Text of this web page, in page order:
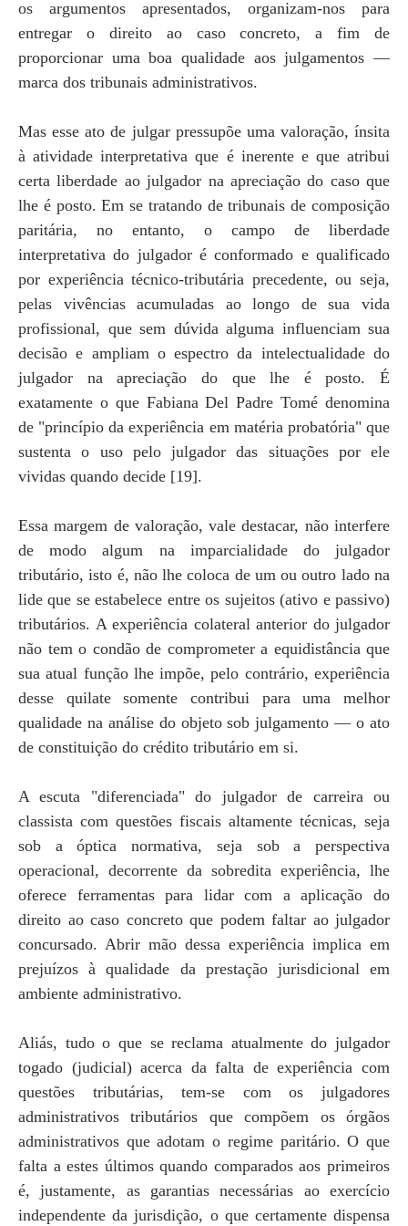
os argumentos apresentados, organizam-nos para
entregar o direito ao caso concreto, a fim de
proporcionar uma boa qualidade aos julgamentos —
marca dos tribunais administrativos.
Mas esse ato de julgar pressupõe uma valoração, ínsita
à atividade interpretativa que é inerente e que atribui
certa liberdade ao julgador na apreciação do caso que
lhe é posto. Em se tratando de tribunais de composição
paritária, no entanto, o campo de liberdade
interpretativa do julgador é conformado e qualificado
por experiência técnico-tributária precedente, ou seja,
pelas vivências acumuladas ao longo de sua vida
profissional, que sem dúvida alguma influenciam sua
decisão e ampliam o espectro da intelectualidade do
julgador na apreciação do que lhe é posto. É
exatamente o que Fabiana Del Padre Tomé denomina
de "princípio da experiência em matéria probatória" que
sustenta o uso pelo julgador das situações por ele
vividas quando decide [19].
Essa margem de valoração, vale destacar, não interfere
de modo algum na imparcialidade do julgador
tributário, isto é, não lhe coloca de um ou outro lado na
lide que se estabelece entre os sujeitos (ativo e passivo)
tributários. A experiência colateral anterior do julgador
não tem o condão de comprometer a equidistância que
sua atual função lhe impõe, pelo contrário, experiência
desse quilate somente contribui para uma melhor
qualidade na análise do objeto sob julgamento — o ato
de constituição do crédito tributário em si.
A escuta "diferenciada" do julgador de carreira ou
classista com questões fiscais altamente técnicas, seja
sob a óptica normativa, seja sob a perspectiva
operacional, decorrente da sobredita experiência, lhe
oferece ferramentas para lidar com a aplicação do
direito ao caso concreto que podem faltar ao julgador
concursado. Abrir mão dessa experiência implica em
prejuízos à qualidade da prestação jurisdicional em
ambiente administrativo.
Aliás, tudo o que se reclama atualmente do julgador
togado (judicial) acerca da falta de experiência com
questões tributárias, tem-se com os julgadores
administrativos tributários que compõem os órgãos
administrativos que adotam o regime paritário. O que
falta a estes últimos quando comparados aos primeiros
é, justamente, as garantias necessárias ao exercício
independente da jurisdição, o que certamente dispensa